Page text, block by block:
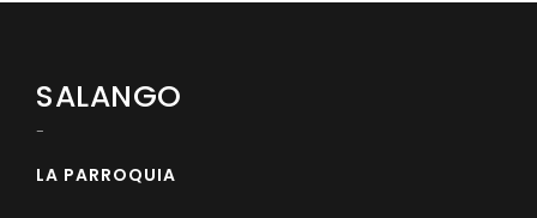
SALANGO
-
LA PARROQUIA